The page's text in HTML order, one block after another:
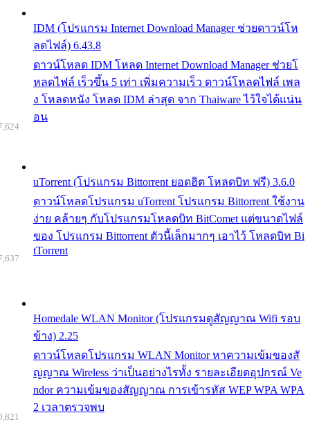
IDM (โปรแกรม Internet Download Manager ช่วยดาวน์โห
ลดไฟล์) 6.43.8
ดาวน์โหลด IDM โหลด Internet Download Manager ช่วยโ
หลดไฟล์ เร็วขึ้น 5 เท่า เพิ่มความเร็ว ดาวน์โหลดไฟล์ เพล
ง โหลดหนัง โหลด IDM ล่าสุด จาก Thaiware ไว้ใจได้แน่น
อน
uTorrent (โปรแกรม Bittorrent ยอดฮิต โหลดบิท ฟรี) 3.6.0
ดาวน์โหลดโปรแกรม uTorrent โปรแกรม Bittorrent ใช้งาน
ง่าย คล้ายๆ กับโปรแกรมโหลดบิท BitComet แต่ขนาดไฟล์
ของ โปรแกรม Bittorrent ตัวนี้เล็กมากๆ เอาไว้ โหลดบิท Bi
tTorrent
Homedale WLAN Monitor (โปรแกรมดูสัญญาณ Wifi รอบ
ข้าง) 2.25
ดาวน์โหลดโปรแกรม WLAN Monitor หาความเข้มของสั
ญญาณ Wireless ว่าเป็นอย่างไรทั้ง รายละเอียดอุปกรณ์ Ve
ndor ความเข้มของสัญญาณ การเข้ารหัส WEP WPA WPA
2 เวลาตรวจพบ